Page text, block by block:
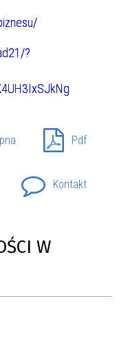
?
Pdf
Kontakt
W